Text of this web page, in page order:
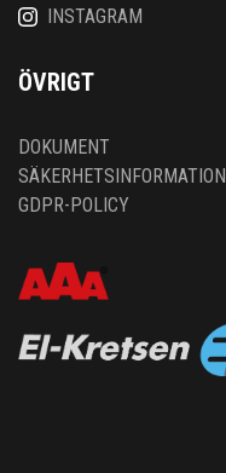
INSTAGRAM
ÖVRIGT
DOKUMENT
SÄKERHETSINFORMATION
GDPR-POLICY